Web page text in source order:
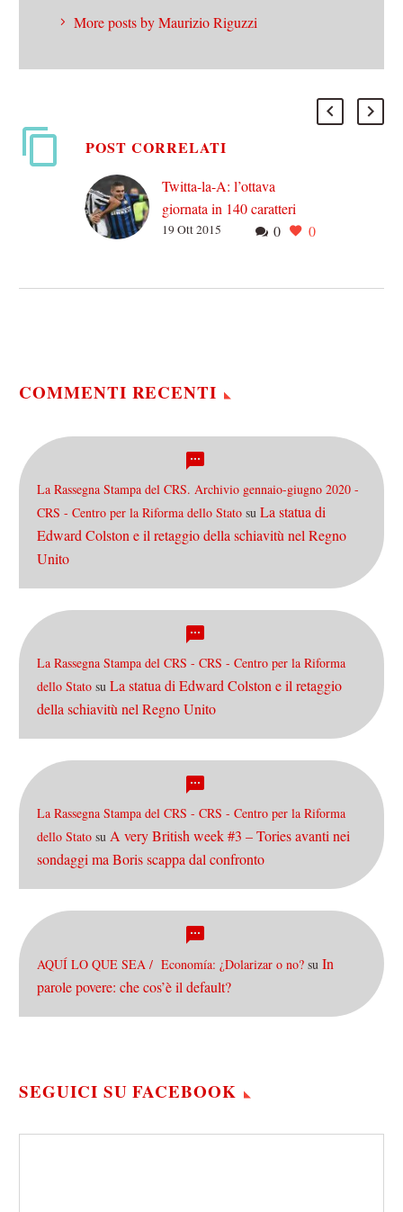
More posts by Maurizio Riguzzi
POST CORRELATI
Twitta-la-A: l’ottava
giornata in 140 caratteri
#giocatoridispersi1 dal
0 0
19 Ott 2015
COMMENTI RECENTI
La Rassegna Stampa del CRS. Archivio gennaio-giugno 2020 -
CRS - Centro per la Riforma dello Stato su La statua di
Edward Colston e il retaggio della schiavitù nel Regno
Unito
La Rassegna Stampa del CRS - CRS - Centro per la Riforma
dello Stato su La statua di Edward Colston e il retaggio
della schiavitù nel Regno Unito
La Rassegna Stampa del CRS - CRS - Centro per la Riforma
dello Stato su A very British week #3 – Tories avanti nei
sondaggi ma Boris scappa dal confronto
AQUÍ LO QUE SEA / Economía: ¿Dolarizar o no? su In
parole povere: che cos’è il default?
SEGUICI SU FACEBOOK